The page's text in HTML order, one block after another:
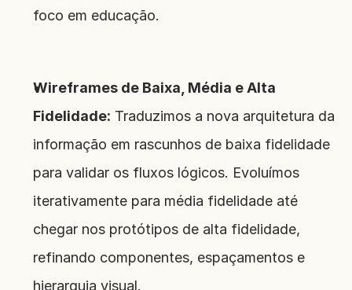
foco em educação.
Wireframes de Baixa, Média e Alta
Fidelidade: Traduzimos a nova arquitetura da
informação em rascunhos de baixa fidelidade
para validar os fluxos lógicos. Evoluímos
iterativamente para média fidelidade até
chegar nos protótipos de alta fidelidade,
refinando componentes, espaçamentos e
hierarquia visual.